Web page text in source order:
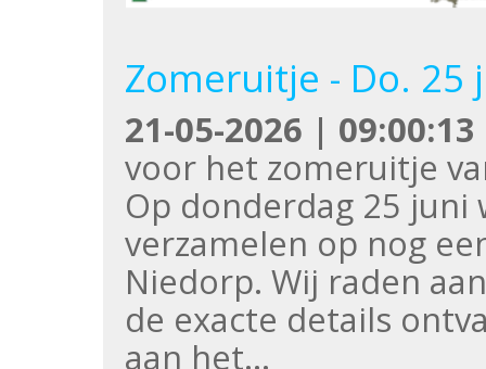
Zomeruitje - Do. 25
21-05-2026 | 09:00:13
voor het zomeruitje
Op donderdag 25
verzamelen op nog
Niedorp. Wij raden
de exacte details
aan het…